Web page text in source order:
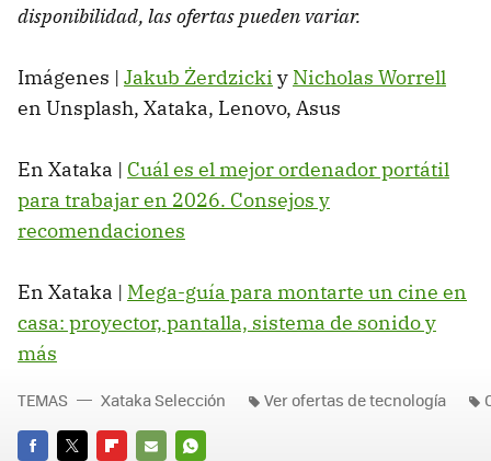
disponibilidad, las ofertas pueden variar.
Imágenes | Jakub Żerdzicki y Nicholas Worrell
en Unsplash, Xataka, Lenovo, Asus
En Xataka | Cuál es el mejor ordenador portátil
para trabajar en 2026. Consejos y
recomendaciones
En Xataka | Mega-guía para montarte un cine en
casa: proyector, pantalla, sistema de sonido y
más
TEMAS Xataka Selección Ver ofertas de tecnología